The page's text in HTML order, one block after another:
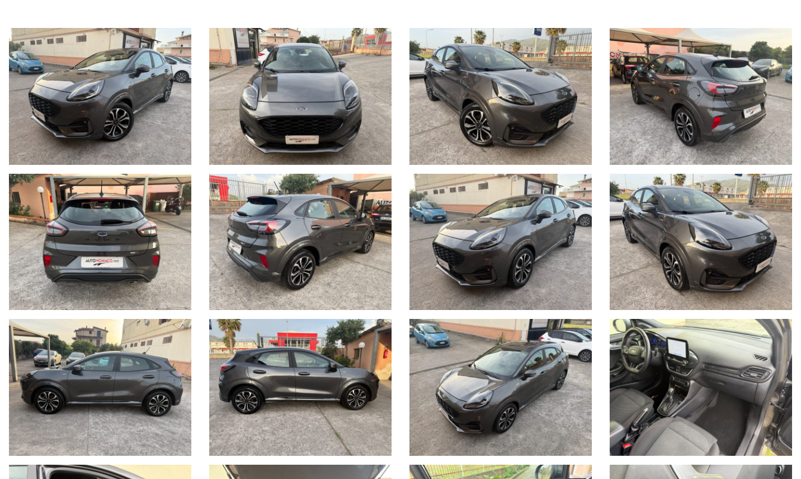
Accessori di serie:
7 airbag, Airbag frontale/laterale guidatore e passeggero e a tendina, Alette parasole anteriori orientabili, Alzacristalli anteriori elettrici "one-touch" salita e discesa (lato conducente), Alzacristalli posteriori elettrici,
Anti-lock Bracking System - ABS (frenata antibloccaggio), Attacchi di sicurezza Isofix integrati nei sedili posteriori, Avvisatore acustico mancato inserimento cintura di sicurezza sedile guida, Cambio automatico,
Caricatore Wireless per Smartphone, Cerchi in lega 17", Chiamata automatica d'emergenza, Chiusura centr. con comando a distanza, Cinture di sicurezza anteriori regolabili in altezza, Cinture di sicurezza posteriori
a tre punti di ancoraggio, Climatizzatore a controllo automatico, Climatizzatore automatico EATC, Comfort Pack Computer di bordo con schermo da 4.2'' a colori, Console centrale con bracciolo, Cruise control,
Cruscotto digitale 12,3", e-Call - chiamata di emergenza via modem 4G, EBD (ripartitore elettronico della frenata), EcoCoach - Indicatore cambio di marcia, Electric Power-Assisted Steering - EPAS (servosterzo
elettrico), Emergency Brake Assistant - EBA (assistenza alla frenata d'emergenza), ESC (controllo elettronico della stabilità) + TCS (controllo elettronico della trazione), Fari a LED diurni, Fari abbaglianti automatici,
Fari anteriori anabbaglianti a LED, Fari automatici, Fari fendinebbia anteriori con funzione cornering, Fari fendinebbia con funzione cornering, Fari posteriori a LED, Fold Flat System - sedili posteriori abbattibili 60/40,
Ford Megabox, Ford Pass Connect (Modem 4G), Frenata automatica d'emergenza, Front Camera Pack (Active city stop, Speed sign recognition, Lane Keeping Aid, Lane Departure Warning, Rilevamento fatica
conducente, Wrong Way Alert), Indicatore cambio di marcia, Interni in tessuto, Interruttore PADI - disattivazione airbag passeggero anteriore, Keyless Start (accensione a pulsante), Kit riparazione pneumatici, Lane
Departure Warning e Lane Keeping Aid, Lane keeping Aid, Luci ambient interne a LED, My Key, Navigatore satellitare Pre Collision Assist: frenata automatica d'emergenza con telecamera e sistema frenata post
impact, Retrovisori elettrici ripieg. e riscaldati, in tinta carrozz. e indicatori di direzione integrati, Riconoscimento automatico segnali stradali, Sedile guidatore con supporto lombare, Sedile passeggero con
regolazione manuale a 2 vie, Sedili anteriori con regolazione elettrica a 4 vie, Sedili anteriori con regolazione in altezza e lombare, Sedili sportivi, Selettore modalità di guida (5 modalità), Sensori di parcheggio anteriori,
Sensori di parcheggio posteriori, Soglia battitacco, Sospensioni sportive, Supporto per ricarica wireless dello smartphone, SYNC 3 con radio Touch Nav + DAB+ 7 speakers + 2 USB, Tappetini anteriori con doppia
impuntura, Tergicristalli automatici con sensore pioggia, Terminale di scarico cromato, Tyre Pressure Monitoring System (monitoraggio pressione pneumatici), Volante ergonomico in pelle desing Individual reg. in
altezza e profondità. Window Pack.
PER INFORMAZIONI/ FOR INFORMATION
Sig. Monaco Donato/ Sig. Sollazzo Andrea
Tel. (+39.0985.920554)
Mobile 1 (+39.348.8193144)
Mobile 2 (+39.320.1428249)